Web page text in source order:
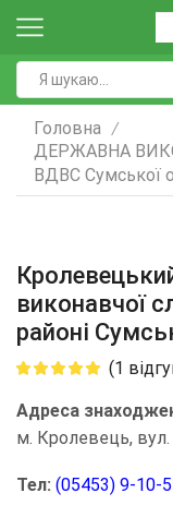
Головна /
ДЕРЖАВНА
ВДВС Сумської
виконавчої
районі
(1
Адреса
м. Кролевець,
Тел: (05453) 9-10-